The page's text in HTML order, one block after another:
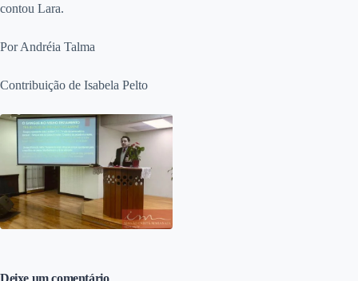
contou Lara.
Por Andréia Talma
Contribuição de Isabela Pelto
Deixe um comentário